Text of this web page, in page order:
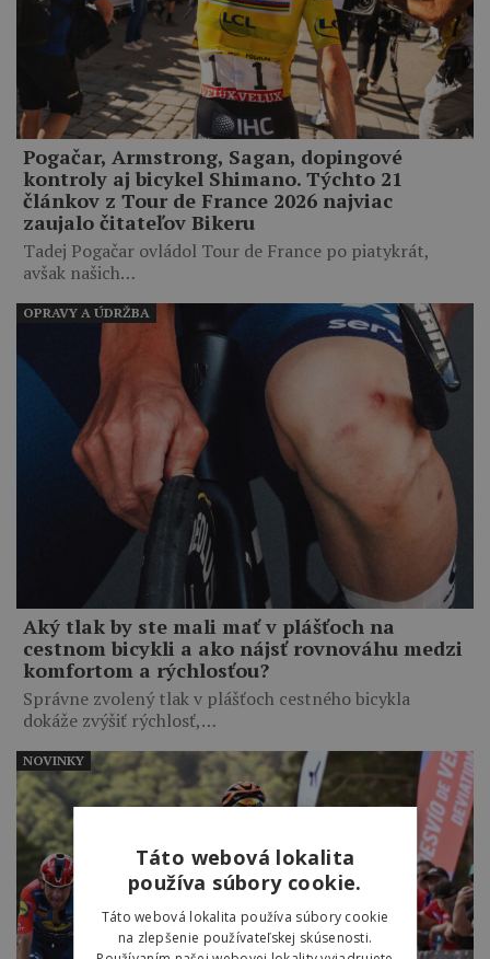
Pogačar, Armstrong, Sagan, dopingové
kontroly aj bicykel Shimano. Týchto 21
článkov z Tour de France 2026 najviac
zaujalo čitateľov Bikeru
Tadej Pogačar ovládol Tour de France po piatykrát,
avšak našich…
Aký tlak by ste mali mať v plášťoch na
cestnom bicykli a ako nájsť rovnováhu medzi
komfortom a rýchlosťou?
Správne zvolený tlak v plášťoch cestného bicykla
dokáže zvýšiť rýchlosť,…
OPRAVY A ÚDRŽBA
NOVINKY
Táto webová lokalita
používa súbory cookie.
Táto webová lokalita používa súbory cookie
na zlepšenie používateľskej skúsenosti.